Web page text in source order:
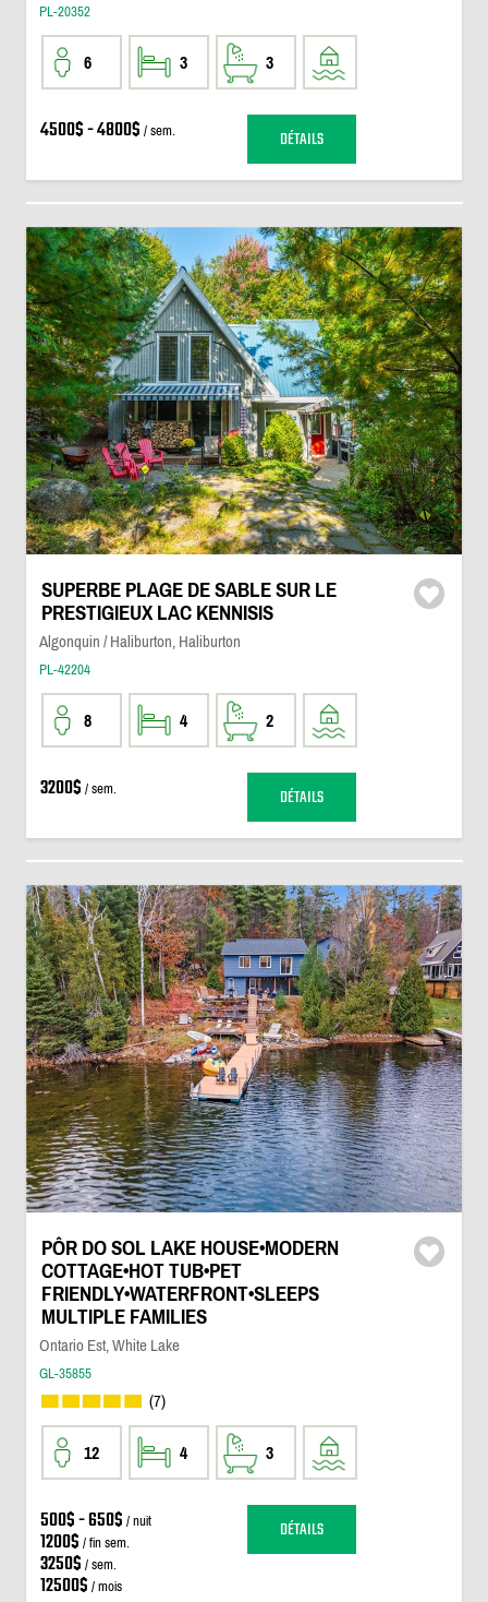
PL-20352
6 3 3
4500$ - 4800$ / sem. DÉTAILS
SUPERBE PLAGE DE SABLE SUR LE
PRESTIGIEUX LAC KENNISIS
Algonquin / Haliburton, Haliburton
PL-42204
8 4 2
3200$ / sem. DÉTAILS
PÔR DO SOL LAKE HOUSE•MODERN
COTTAGE•HOT TUB•PET
FRIENDLY•WATERFRONT•SLEEPS
MULTIPLE FAMILIES
Ontario Est, White Lake
GL-35855
(7)
12 4 3
500$ - 650$ / nuit
1200$ / fin sem.
3250$ / sem.
12500$ / mois
DÉTAILS